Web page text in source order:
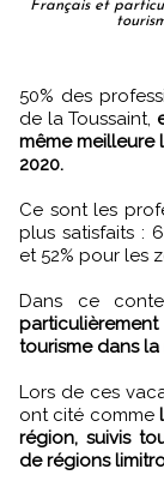
Français et
50% des professionnels se disent satisfaits des vacances
de la Toussaint,
même meilleure
2020.
Ce sont les
plus satisfaits :
et 52% pour les
Dans ce
tourisme dans la
Lors de ces
ont cité comme
région, suivis
de régions